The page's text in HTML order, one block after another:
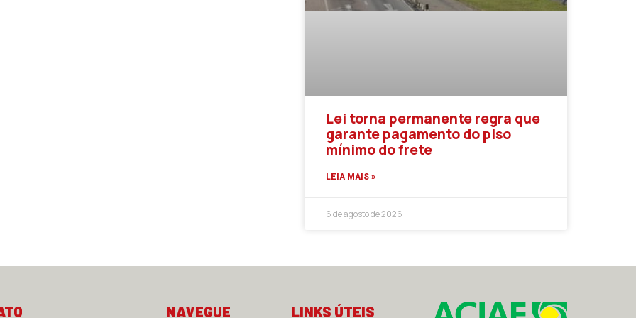
Lei torna permanente regra que
garante pagamento do piso
mínimo do frete
LEIA MAIS »
6 de agosto de 2026
NAVEGUE LINKS ÚTEIS